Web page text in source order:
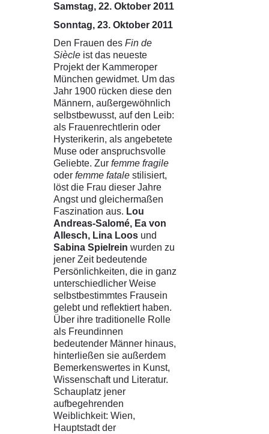
Samstag, 22. Oktober 2011
Sonntag, 23. Oktober 2011
Den Frauen des Fin de
Siècleist das neueste
Projekt der Kammeroper
München gewidmet. Um das
Jahr 1900 rücken diese den
Männern, außergewöhnlich
selbstbewusst, auf den Leib:
als Frauenrechtlerin oder
Hysterikerin, als angebetete
Muse oder anspruchsvolle
Geliebte. Zurfemme fragile
oderfemme fatalestilisiert,
löst die Frau dieser Jahre
Angst und gleichermaßen
Faszination aus. Lou
Andreas-Salomé, Ea von
Allesch, Lina Loos und
Sabina Spielrein wurden zu
jener Zeit bedeutende
Persönlichkeiten, die in ganz
unterschiedlicher Weise
selbstbestimmtes Frausein
gelebt und reflektiert haben.
Über ihre traditionelle Rolle
als Freundinnen
bedeutender Männer hinaus,
hinterließen sie außerdem
Bemerkenswertes in Kunst,
Wissenschaft und Literatur.
Schauplatz jener
aufbegehrenden
Weiblichkeit: Wien,
Hauptstadt der